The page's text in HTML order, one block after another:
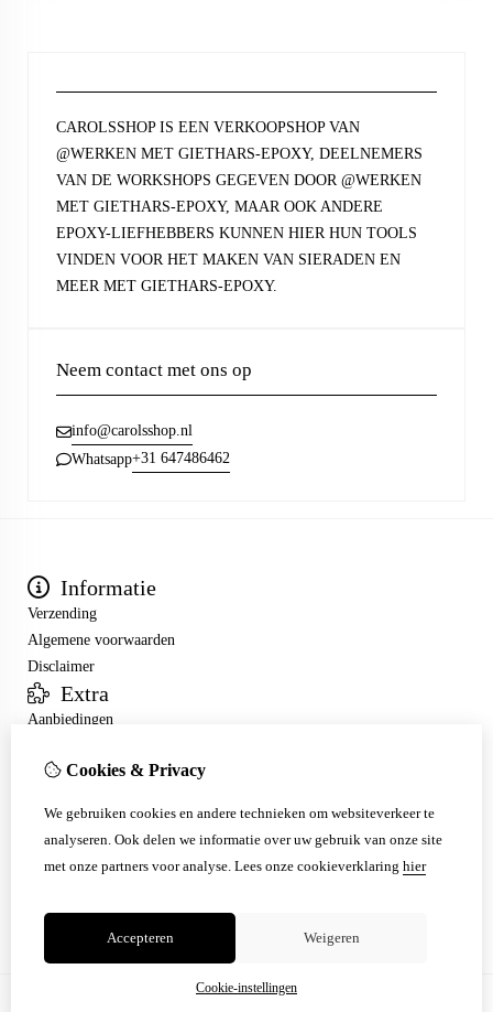
CAROLSSHOP IS EEN VERKOOPSHOP VAN
@WERKEN MET GIETHARS-EPOXY, DEELNEMERS
VAN DE WORKSHOPS GEGEVEN DOOR @WERKEN
MET GIETHARS-EPOXY, MAAR OOK ANDERE
EPOXY-LIEFHEBBERS KUNNEN HIER HUN TOOLS
VINDEN VOOR HET MAKEN VAN SIERADEN EN
MEER MET GIETHARS-EPOXY.
Neem contact met ons op
info@carolsshop.nl
Whatsapp+31 647486462
Informatie
Verzending
Algemene voorwaarden
Disclaimer
Extra
Aanbiedingen
Inloggen
Nieuwsbrief
Klantenservice
Cookies & Privacy
We gebruiken cookies en andere technieken om websiteverkeer te
analyseren. Ook delen we informatie over uw gebruik van onze site
met onze partners voor analyse. Lees onze cookieverklaring hier
Accepteren Weigeren
Cookie-instellingen